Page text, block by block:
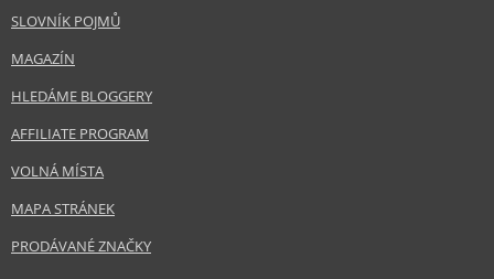
SLOVNÍK POJMŮ
MAGAZÍN
HLEDÁME BLOGGERY
AFFILIATE PROGRAM
VOLNÁ MÍSTA
MAPA STRÁNEK
PRODÁVANÉ ZNAČKY